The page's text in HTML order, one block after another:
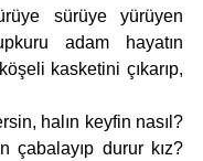
sürüye yürüyen
adam hayatın
kasketini çıkarıp,
halın keyfin nasıl?
çabalayıp durur kız?